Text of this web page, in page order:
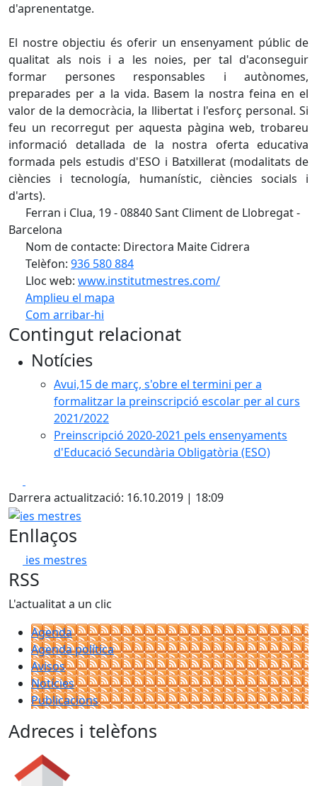
d'aprenentatge.
El nostre objectiu és oferir un ensenyament públic de
qualitat als nois i a les noies, per tal d'aconseguir
formar persones responsables i autònomes,
preparades per a la vida. Basem la nostra feina en el
valor de la democràcia, la llibertat i l'esforç personal. Si
feu un recorregut per aquesta pàgina web, trobareu
informació detallada de la nostra oferta educativa
formada pels estudis d'ESO i Batxillerat (modalitats de
ciències i tecnología, humanístic, ciències socials i
d'arts).
Ferran i Clua, 19 - 08840 Sant Climent de Llobregat -
Barcelona
Nom de contacte: Directora Maite Cidrera
Telèfon: 936 580 884
Lloc web: www.institutmestres.com/
Amplieu el mapa
Com arribar-hi
+
Contingut relacionat
Notícies
Avui,15 de març, s'obre el termini per a
formalitzar la preinscripció escolar per al curs
2021/2022
Preinscripció 2020-2021 pels ensenyaments
d'Educació Secundària Obligatòria (ESO)
Darrera actualització: 16.10.2019 | 18:09
ies mestres
Enllaços
ies mestres
RSS
L'actualitat a un clic
Agenda
Agenda política
Avisos
Notícies
Publicacions
Adreces i telèfons